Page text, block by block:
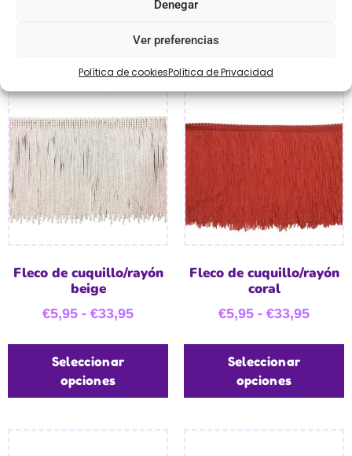
Denegar
Ver preferencias
Política de cookiesPolítica de Privacidad
Fleco de cuquillo/rayón
beige
€5,95 - €33,95
Seleccionar
opciones
Fleco de cuquillo/rayón
coral
€5,95 - €33,95
Seleccionar
opciones